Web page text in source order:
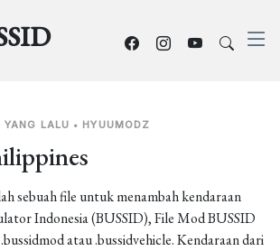
YANG LALU • HYUUMODZ
sebuah file untuk menambah kendaraan
Indonesia (BUSSID), File Mod BUSSID
atau .bussidvehicle. Kendaraan dari